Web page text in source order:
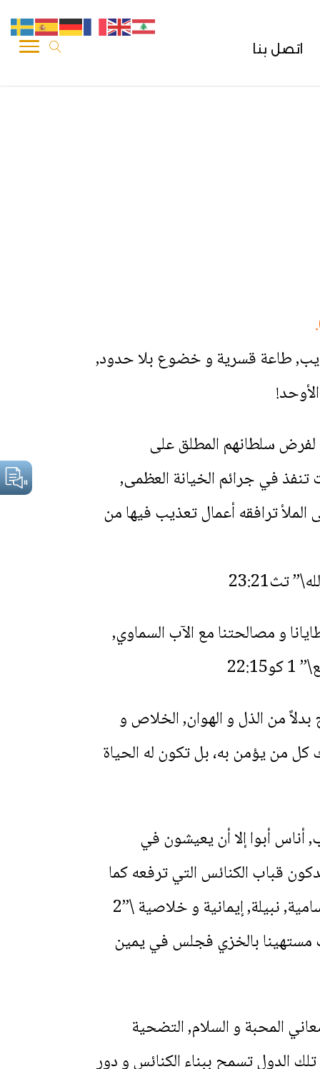
اتصل بنا
طاعة قسرية و خضوع بلا حدود,
لفرض سلطانهم المطلق على
تنفذ في جرائم الخيانة العظمى,
ترافقه أعمال تعذيب فيها من
و مصالحتنا مع الآب السماوي,
من الذل و الهوان, الخلاص و
كل من يؤمن به، بل تكون له الحياة
أناس أبوا إلا أن يعيشون في
قباب الكنائس التي ترفعه كما
حدث في العراق و الإسكندرية و نجع جمادي, نيجيريا, باكستان, مع كل ما يحمله من معاني سامية, نبيلة, إيمانية و خلاصية \”2
مستهينا بالخزي فجلس في يمين
المحبة و السلام, التضحية
الدول تسمح ببناء الكنائس و دور